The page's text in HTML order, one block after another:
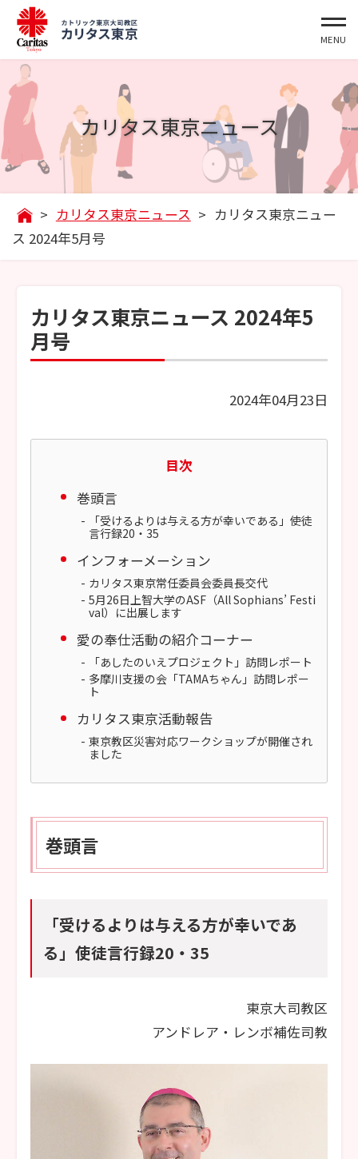
カリタス東京ニュース
> カリタス東京ニュース > カリタス東京ニュー
ス 2024年5月号
カリタス東京ニュース 2024年5
月号
2024年04月23日
目次
巻頭言
「受けるよりは与える方が幸いである」使徒
言行録20・35
インフォーメーション
カリタス東京常任委員会委員長交代
5月26日上智大学のASF（All Sophians’ Festi
val）に出展します
愛の奉仕活動の紹介コーナー
「あしたのいえプロジェクト」訪問レポート
多摩川支援の会「TAMAちゃん」訪問レポー
ト
カリタス東京活動報告
東京教区災害対応ワークショップが開催され
ました
巻頭言
「受けるよりは与える方が幸いであ
る」使徒言行録20・35
東京大司教区
アンドレア・レンボ補佐司教